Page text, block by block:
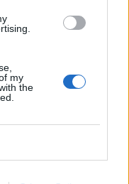
my
the
τραπέζι
για το 2026
γεν.
έκθεση για την